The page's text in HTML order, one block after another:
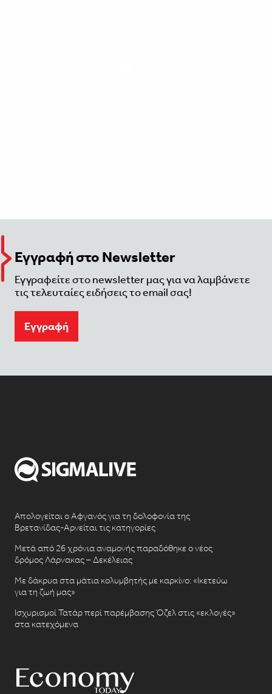
Εγγραφή στο Newsletter
Εγγραφείτε στο newsletter μας για να λαμβάνετε
τις τελευταίες ειδήσεις το email σας!
Eγγραφή
Απολογείται ο Αφγανός για τη δολοφονία της
Βρετανίδας-Αρνείται τις κατηγορίες
Μετά από 26 χρόνια αναμονής παραδόθηκε ο νέος
δρόμος Λάρνακας – Δεκέλειας
Με δάκρυα στα μάτια κολυμβητής με καρκίνο: «Ικετεύω
για τη ζωή μας»
Ισχυρισμοί Τατάρ περί παρέμβασης Όζελ στις «εκλογές»
στα κατεχόμενα